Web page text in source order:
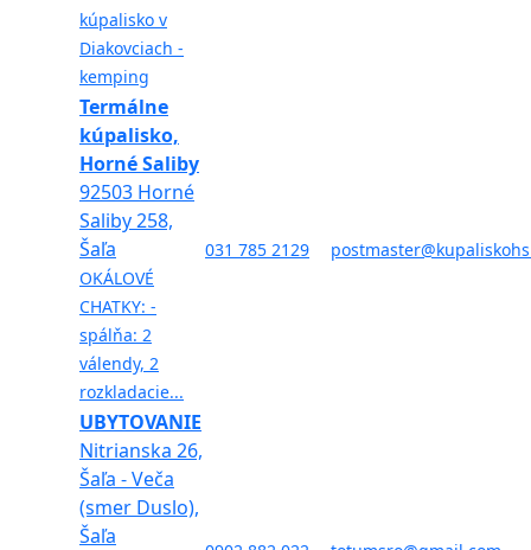
kúpalisko v
Diakovciach -
kemping
Termálne
kúpalisko,
Horné Saliby
92503 Horné
Saliby 258,
Šaľa
OKÁLOVÉ
CHATKY: -
spálňa: 2
válendy, 2
rozkladacie...
031 785 2129
UBYTOVANIE
Nitrianska 26,
Šaľa - Veča
(smer Duslo),
Šaľa